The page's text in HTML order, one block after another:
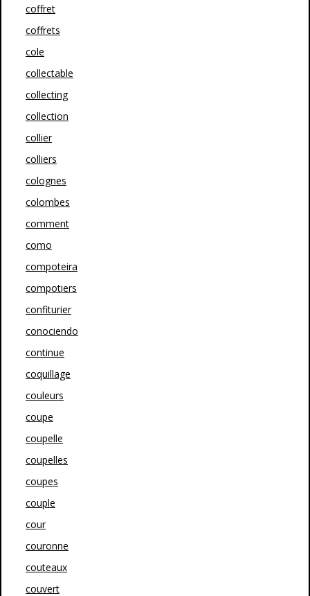
coffret
coffrets
cole
collectable
collecting
collection
collier
colliers
colognes
colombes
comment
como
compoteira
compotiers
confiturier
conociendo
continue
coquillage
couleurs
coupe
coupelle
coupelles
coupes
couple
cour
couronne
couteaux
couvert